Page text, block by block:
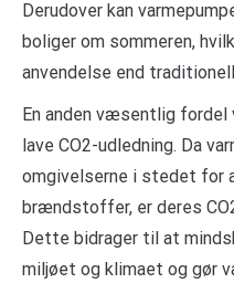
Derudover kan
boliger om sommeren,
anvendelse end
En anden væsentlig fordel
lave CO2-udledning. Da
omgivelserne i stedet
brændstoffer, er deres
Dette bidrager til at
miljøet og klimaet og gør